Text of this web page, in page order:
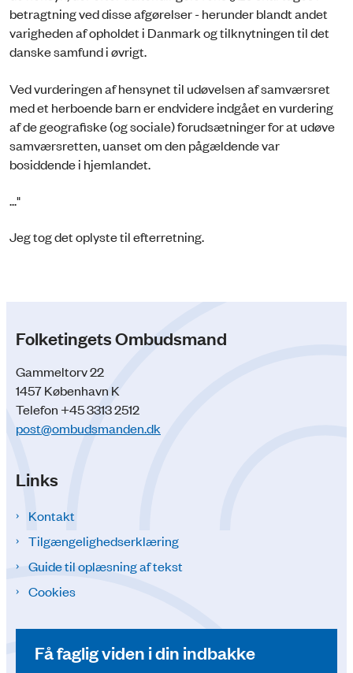
betragtning ved disse afgørelser - herunder blandt andet
varigheden af opholdet i Danmark og tilknytningen til det
danske samfund i øvrigt.
Ved vurderingen af hensynet til udøvelsen af samværsret
med et herboende barn er endvidere indgået en vurdering
af de geografiske (og sociale) forudsætninger for at udøve
samværsretten, uanset om den pågældende var
bosiddende i hjemlandet.
..."
Jeg tog det oplyste til efterretning.
Folketingets Ombudsmand
Gammeltorv 22
1457 København K
Telefon +45 3313 2512
post@ombudsmanden.dk
Links
Kontakt
Tilgængelighedserklæring
Guide til oplæsning af tekst
Cookies
Få faglig viden i din indbakke